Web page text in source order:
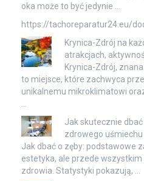
oka może to być jedynie …
https://tachoreparatur24.eu/
Krynica-Zdrój na
atrakcjach,
Krynica-Zdrój,
to miejsce, które zachwyca
unikalnemu mikroklimatowi
…
Jak skutecznie
zdrowego uśmiechu
Jak dbać o zęby: podstawowe
estetyka, ale przede
zdrowia. Statystyki pokazują, …